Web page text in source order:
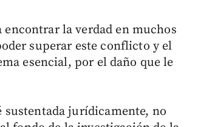
la verdad en muchos
superar este conflicto y el
esencial, por el daño que le
sustentada jurídicamente, no